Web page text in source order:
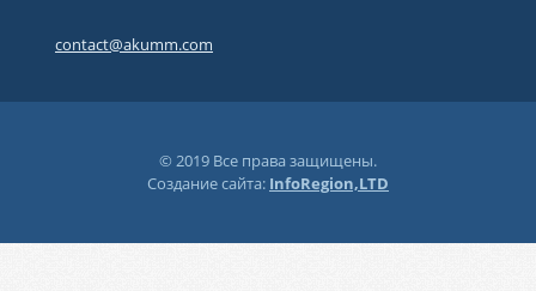
© 2019 Все права защищены.
Создание сайта: InfoRegion,LTD
contact@akumm.com